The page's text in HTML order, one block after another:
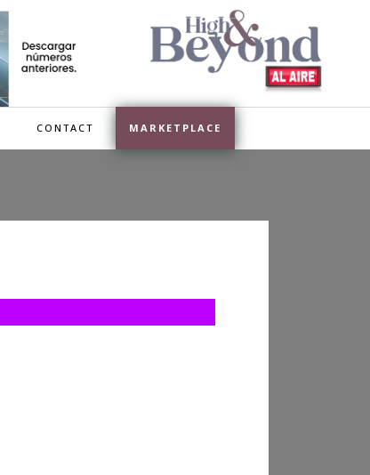
CONTACT MARKETPLACE